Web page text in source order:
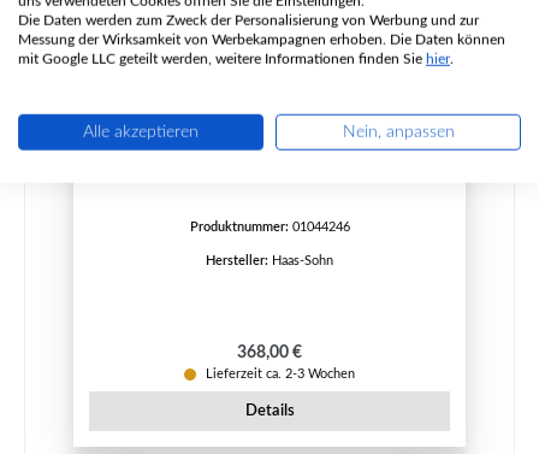
Haas+Sohn Javus II 204.14
Feuerraumauskleidung
Produktnummer: 01044246
Hersteller: Haas-Sohn
Regulärer Preis:
368,00 €
Lieferzeit ca. 2-3 Wochen
Details
Die Daten werden zum Zweck der Personalisierung von Werbung und zur
Messung der Wirksamkeit von Werbekampagnen erhoben. Die Daten können
mit Google LLC geteilt werden, weitere Informationen finden Sie hier.
Alle akzeptieren Nein, anpassen